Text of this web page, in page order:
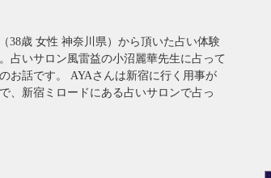
38歳 女性 神奈川県）から頂いた占い体験
占いサロン風雷益の小沼麗華先生に占って
お話です。 AYAさんは新宿に行く用事が
、新宿ミロードにある占いサロンで占っ